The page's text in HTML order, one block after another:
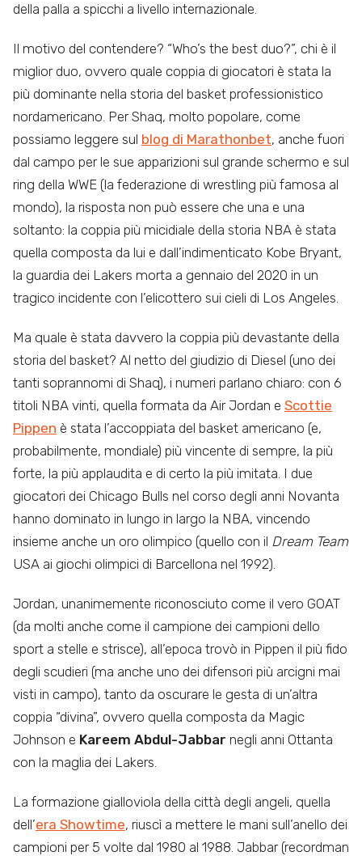
della palla a spicchi a livello internazionale.
Il motivo del contendere? “Who’s the best duo?”, chi è il
miglior duo, ovvero quale coppia di giocatori è stata la
più dominante nella storia del basket professionistico
nordamericano. Per Shaq, molto popolare, come
possiamo leggere sul blog di Marathonbet, anche fuori
dal campo per le sue apparizioni sul grande schermo e sul
ring della WWE (la federazione di wrestling più famosa al
mondo), la risposta non può essere che una e una
soltanto: la coppia più micidiale della storia NBA è stata
quella composta da lui e dall’indimenticato Kobe Bryant,
la guardia dei Lakers morta a gennaio del 2020 in un
tragico incidente con l’elicottero sui cieli di Los Angeles.
Ma quale è stata davvero la coppia più devastante della
storia del basket? Al netto del giudizio di Diesel (uno dei
tanti soprannomi di Shaq), i numeri parlano chiaro: con 6
titoli NBA vinti, quella formata da Air Jordan e Scottie
Pippen è stata l’accoppiata del basket americano (e,
probabilmente, mondiale) più vincente di sempre, la più
forte, la più applaudita e di certo la più imitata. I due
giocatori dei Chicago Bulls nel corso degli anni Novanta
hanno dominato in lungo in largo la NBA, vincendo
insieme anche un oro olimpico (quello con il Dream Team
USA ai giochi olimpici di Barcellona nel 1992).
Jordan, unanimemente riconosciuto come il vero GOAT
(da molti anche come il campione dei campioni dello
sport a stelle e strisce), all’epoca trovò in Pippen il più fido
degli scudieri (ma anche uno dei difensori più arcigni mai
visti in campo), tanto da oscurare le gesta di un’altra
coppia “divina”, ovvero quella composta da Magic
Johnson e Kareem Abdul-Jabbar negli anni Ottanta
con la maglia dei Lakers.
La formazione gialloviola della città degli angeli, quella
dell’era Showtime, riuscì a mettere le mani sull’anello dei
campioni per 5 volte dal 1980 al 1988. Jabbar (recordman